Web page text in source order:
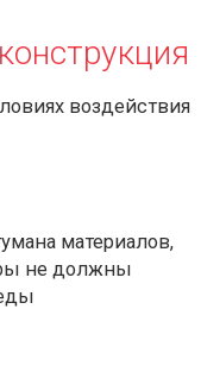
воздействия
материалов,
не должны